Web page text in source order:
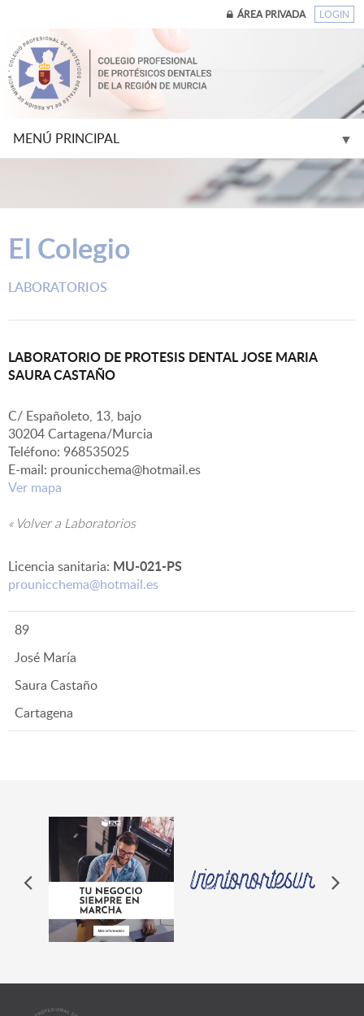
ÁREA PRIVADA LOGIN
MENÚ PRINCIPAL ▼
El Colegio
LABORATORIOS
LABORATORIO DE PROTESIS DENTAL JOSE MARIA
SAURA CASTAÑO
C/ Españoleto, 13, bajo
30204 Cartagena/Murcia
Teléfono: 968535025
E-mail: prounicchema@hotmail.es
Ver mapa
« Volver a Laboratorios
Licencia sanitaria: MU-021-PS
prounicchema@hotmail.es
89
José María
Saura Castaño
Cartagena